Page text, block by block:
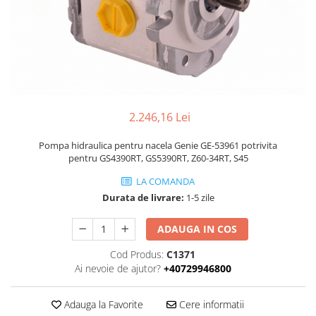
Diverse piese transmisie
Piese ambreiaj
Disc frictiune
Roti teren accidentat
Anvelope
Roata transpaleta
Piese motor Yanmar
Piese utilaje Fendt
Piese Skyjack
Piese Yale
Piese Hyster
2.246,16 Lei
Pompa hidraulica pentru nacela Genie GE-53961 potrivita
pentru GS4390RT, GS5390RT, Z60-34RT, S45
LA COMANDA
Durata de livrare: 1-5 zile
ADAUGA IN COS
Cod Produs: C1371
Ai nevoie de ajutor? +40729946800
Adauga la Favorite Cere informatii